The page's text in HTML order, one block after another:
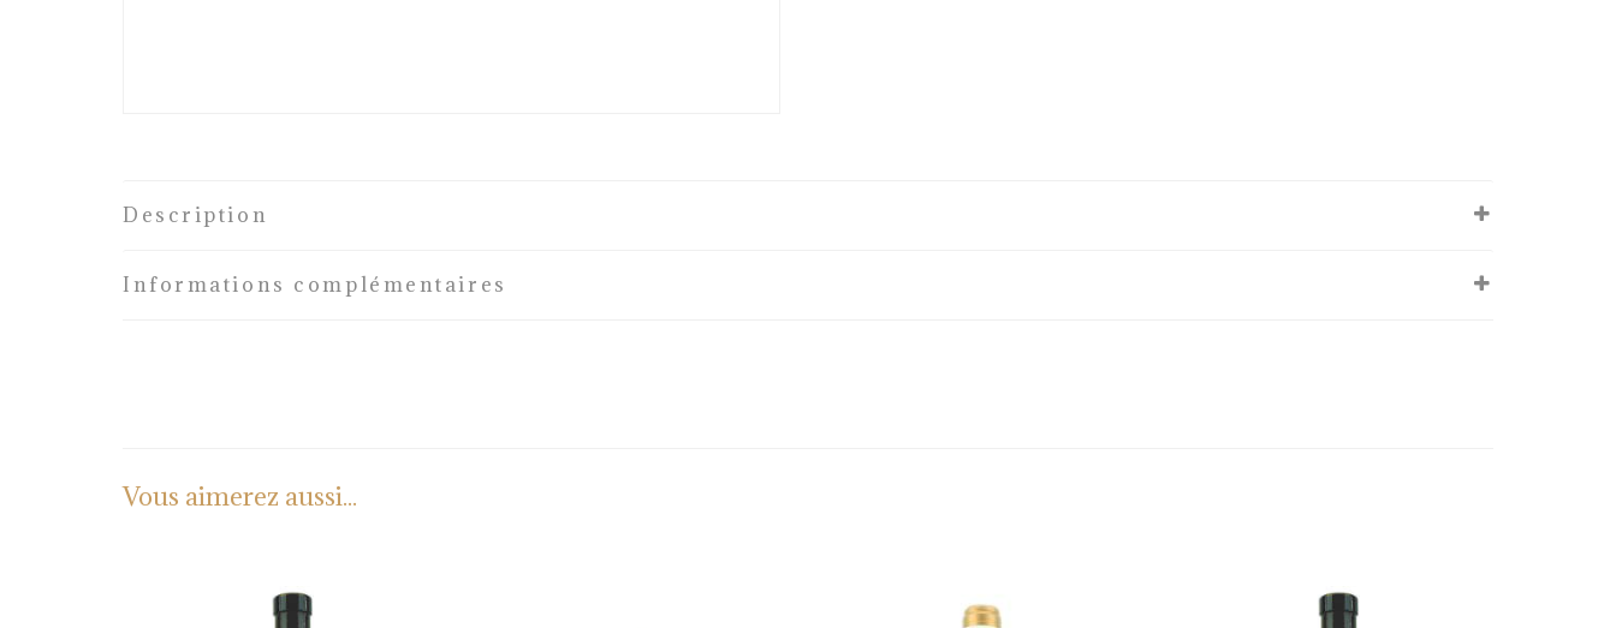
Description
Informations complémentaires
Vous aimerez aussi...